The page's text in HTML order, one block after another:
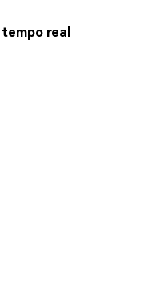
real